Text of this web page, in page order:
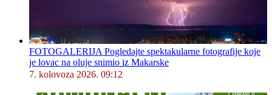
FOTOGALERIJA Pogledajte spektakularne fotografije koje
je lovac na oluje snimio iz Makarske
7. kolovoza 2026. 09:12